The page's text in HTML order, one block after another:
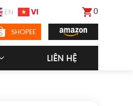
EN VI 0
SHOPEE
LIÊN HỆ